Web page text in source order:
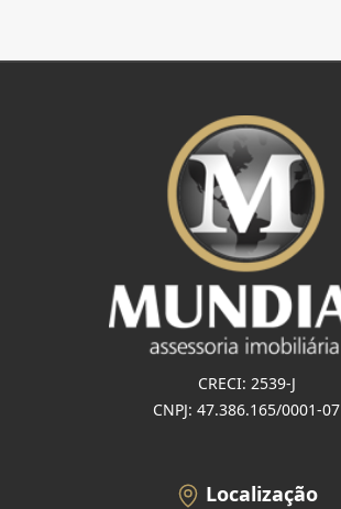
CRECI: 2539-J
CNPJ: 47.386.165/0001-07
Localização